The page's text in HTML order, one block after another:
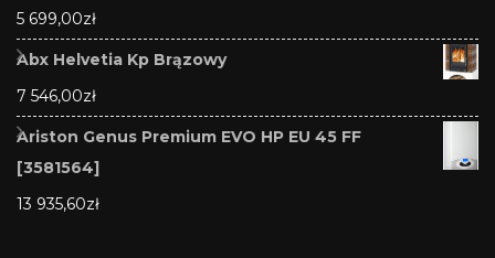
5 699,00zł
Abx Helvetia Kp Brązowy
7 546,00zł
Ariston Genus Premium EVO HP EU 45 FF
[3581564]
13 935,60zł